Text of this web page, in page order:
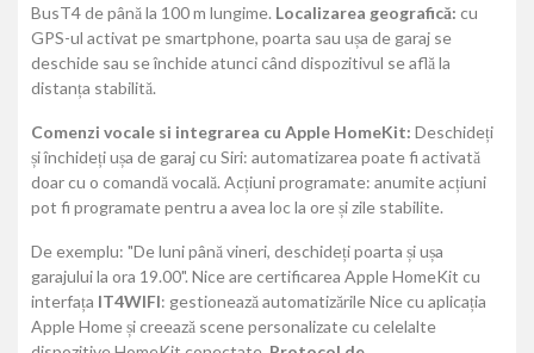
BusT4 de până la 100 m lungime. Localizarea geografică: cu
GPS-ul activat pe smartphone, poarta sau ușa de garaj se
deschide sau se închide atunci când dispozitivul se află la
distanța stabilită.
Comenzi vocale si integrarea cu Apple HomeKit: Deschideți
și închideți ușa de garaj cu Siri: automatizarea poate fi activată
doar cu o comandă vocală. Acțiuni programate: anumite acțiuni
pot fi programate pentru a avea loc la ore și zile stabilite.
De exemplu: "De luni până vineri, deschideți poarta și ușa
garajului la ora 19.00". Nice are certificarea Apple HomeKit cu
interfața IT4WIFI: gestionează automatizările Nice cu aplicația
Apple Home și creează scene personalizate cu celelalte